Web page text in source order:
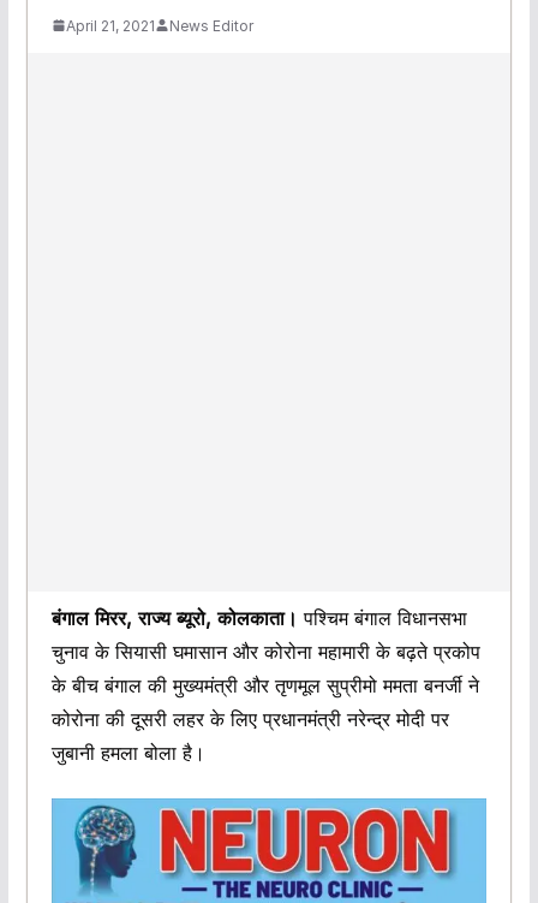
April 21, 2021 News Editor
बंगाल मिरर, राज्य ब्यूरो, कोलकाता। पश्चिम बंगाल विधानसभा
चुनाव के सियासी घमासान और कोरोना महामारी के बढ़ते प्रकोप
के बीच बंगाल की मुख्यमंत्री और तृणमूल सुप्रीमो ममता बनर्जी ने
कोरोना की दूसरी लहर के लिए प्रधानमंत्री नरेन्द्र मोदी पर
जुबानी हमला बोला है।